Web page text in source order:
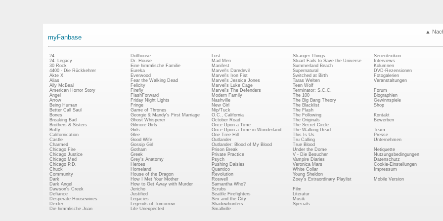
▲
myFanbase
24
24: Legacy
30 Rock
4400 - Die Rückkehrer
Akte X
Alias
Ally McBeal
American Horror Story
Angel
Arrow
Being Human
Better Call Saul
Bones
Breaking Bad
Brothers & Sisters
Buffy
Californication
Castle
Charmed
Chicago Fire
Chicago Justice
Chicago Med
Chicago P.D.
Chuck
Community
Dark
Dark Angel
Dawson's Creek
Defiance
Desperate Housewives
Dexter
Die himmlische Joan
Dollhouse
Dr. House
Eine himmlische Familie
Eureka
Everwood
Fear the Walking Dead
Felicity
Firefly
FlashForward
Friday Night Lights
Fringe
Game of Thrones
Georgie & Mandy's First Marriage
Ghost Whisperer
Gilmore Girls
Girls
Glee
Good Wife
Gossip Girl
Gotham
Greek
Grey's Anatomy
Heroes
Homeland
House of the Dragon
How I Met Your Mother
How to Get Away with Murder
Jericho
Justified
Legacies
Legends of Tomorrow
Life Unexpected
Lost
Mad Men
Manifest
Marvel's Daredevil
Marvel's Iron Fist
Marvel's Jessica Jones
Marvel's Luke Cage
Marvel's The Defenders
Modern Family
Nashville
New Girl
Nip/Tuck
O.C., California
October Road
Once Upon a Time
Once Upon a Time in Wonderland
One Tree Hill
Outlander
Outlander: Blood of My Blood
Prison Break
Private Practice
Psych
Pushing Daisies
Quantico
Revolution
Roswell
Samantha Who?
Scrubs
Seattle Firefighters
Sex and the City
Shadowhunters
Smallville
Stranger Things
Stuart Fails to Save the Universe
Summerland Beach
Supernatural
Switched at Birth
Taras Welten
Teen Wolf
Terminator: S.C.C.
The 100
The Big Bang Theory
The Blacklist
The Flash
The Following
The Originals
The Secret Circle
The Walking Dead
This Is Us
Tru Calling
True Blood
Under the Dome
V - Die Besucher
Vampire Diaries
Veronica Mars
White Collar
Young Sheldon
Zoey's Extraordinary Playlist
Film
Literatur
Musik
Specials
Serienlexikon
Interviews
Kolumnen
DVD-Rezensionen
Fotogalerien
Veranstaltungen
Forum
Biographien
Gewinnspiele
Shop
Kontakt
Bewerben
Team
Presse
Unternehmen
Netiquette
Nutzungsbedingungen
Datenschutz
Cookie-Einstellungen
Impressum
Mobile Version